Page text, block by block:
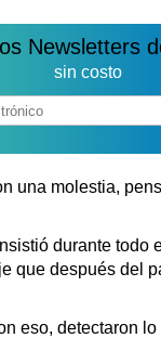
Newsletters
sin costo
una molestia,
durante todo
que después del
eso, detectaron lo